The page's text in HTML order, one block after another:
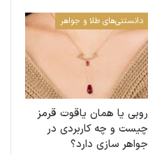
دانستنی‌های طلا و جواهر
روبی یا همان یاقوت قرمز
چیست و چه کاربردی در
جواهر سازی دارد؟